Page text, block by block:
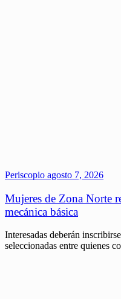
Periscopio agosto 7, 2026
Mujeres de Zona Norte
mecánica básica
Interesadas deberán
seleccionadas entre quienes